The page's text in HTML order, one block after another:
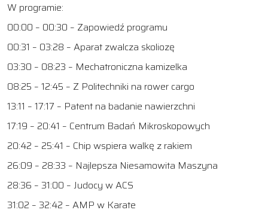
W programie:
00:00 – 00:30 – Zapowiedź programu
00:31 – 03:28 – Aparat zwalcza skoliozę
03:30 – 08:23 – Mechatroniczna kamizelka
08:25 – 12:45 – Z Politechniki na rower cargo
13:11 – 17:17 – Patent na badanie nawierzchni
17:19 – 20:41 – Centrum Badań Mikroskopowych
20:42 – 25:41 – Chip wspiera walkę z rakiem
26:09 – 28:33 – Najlepsza Niesamowita Maszyna
28:36 – 31:00 – Judocy w ACS
31:02 – 32:42 – AMP w Karate